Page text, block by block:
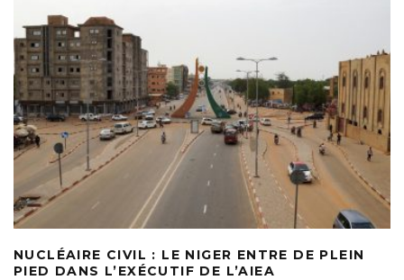
NUCLÉAIRE CIVIL : LE NIGER ENTRE DE PLEIN
PIED DANS L’EXÉCUTIF DE L’AIEA